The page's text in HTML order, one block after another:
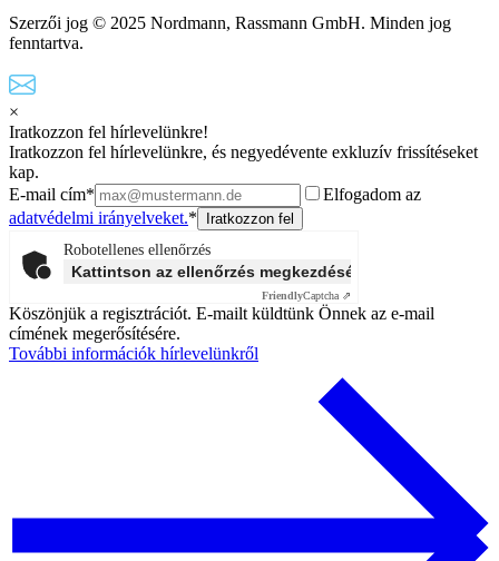
Szerzői jog © 2025 Nordmann, Rassmann GmbH. Minden jog
fenntartva.
×
Iratkozzon fel hírlevelünkre!
Iratkozzon fel hírlevelünkre, és negyedévente exkluzív frissítéseket
kap.
E-mail cím*
Elfogadom az
adatvédelmi irányelveket.*
Robotellenes ellenőrzés
Kattintson az ellenőrzés megkezdéséhez
FriendlyCaptcha ⇗
Köszönjük a regisztrációt. E-mailt küldtünk Önnek az e-mail
címének megerősítésére.
További információk hírlevelünkről